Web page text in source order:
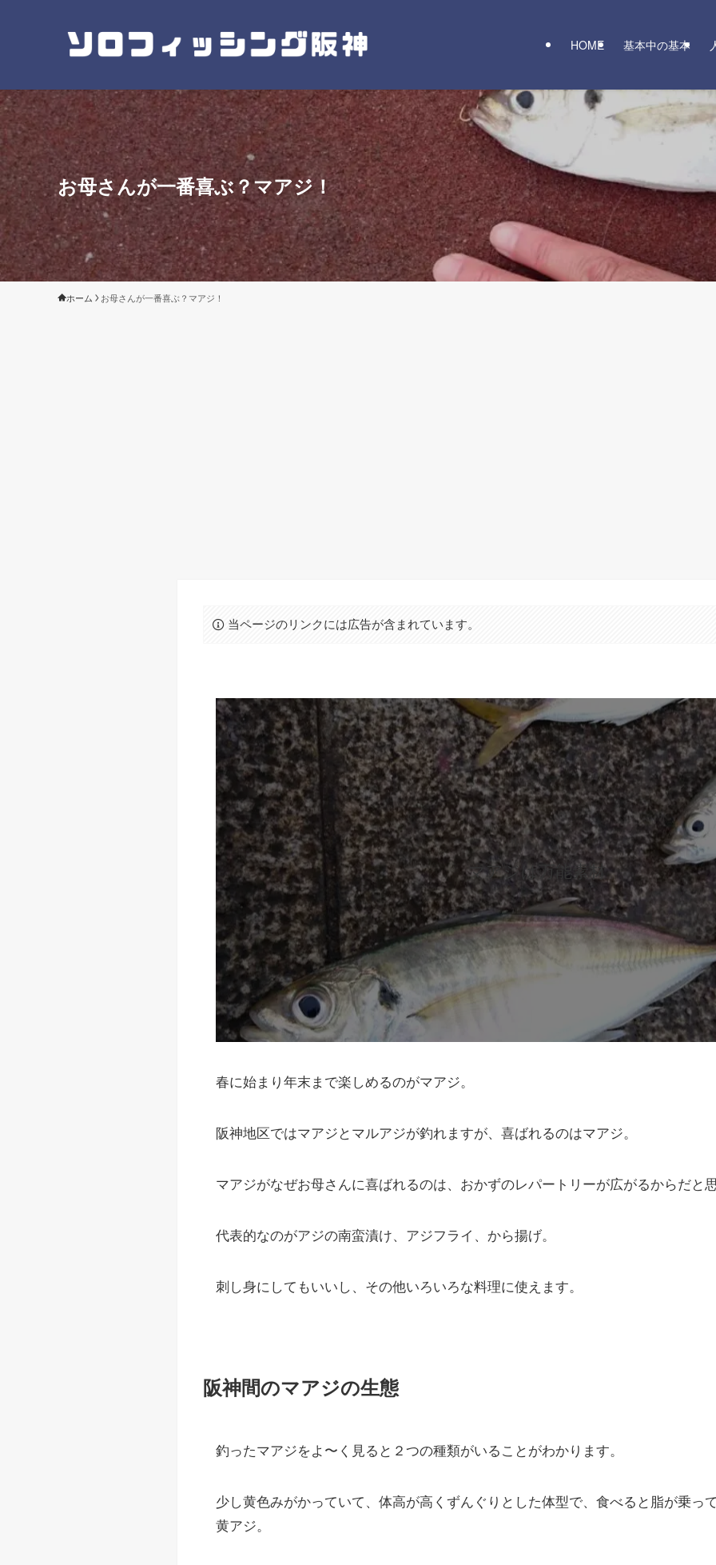
HOME 基本中の基本
お母さんが一番喜ぶ？マアジ！
ホーム お母さんが一番喜ぶ？マアジ！
当ページのリンクには広告が含まれています。
マアジは万能素材
春に始まり年末まで楽しめるのがマアジ。
阪神地区ではマアジとマルアジが釣れますが、喜ばれるのはマアジ。
マアジがなぜお母さんに喜ばれるのは、おかずのレパートリーが広がるからだと思
代表的なのがアジの南蛮漬け、アジフライ、から揚げ。
刺し身にしてもいいし、その他いろいろな料理に使えます。
阪神間のマアジの生態
釣ったマアジをよ〜く見ると２つの種類がいることがわかります。
少し黄色みがかっていて、体高が高くずんぐりとした体型で、食べると脂が乗っ
黄アジ。